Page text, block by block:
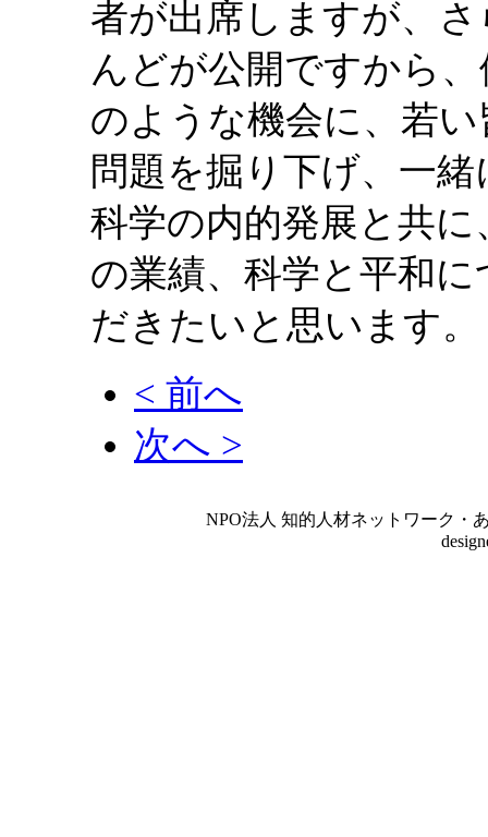
者が出席しますが、
んどが公開ですから
のような機会に、若
問題を掘り下げ、一
科学の内的発展と共
の業績、科学と平和
だきたいと思います。
< 前へ
次へ >
NPO法人 知的人材ネットワーク・